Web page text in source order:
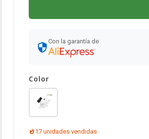
Con la garantía de
Color
17 unidades vendidas